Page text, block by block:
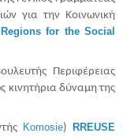
για την Κοινωνική
for the Social
Περιφέρειας
κινητήρια δύναμη της
Komosie)RREUSE